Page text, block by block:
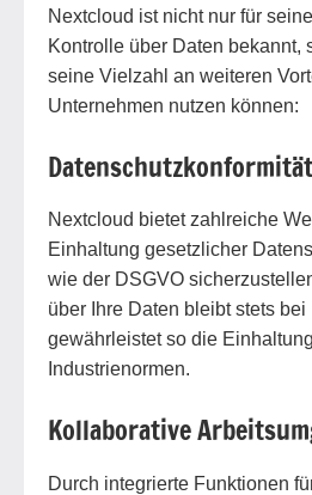
Nextcloud ist nicht nur für
Kontrolle über Daten bekannt,
seine Vielzahl an weiteren
Unternehmen nutzen können:
Datenschutzkonformität
Nextcloud bietet zahlreiche
Einhaltung gesetzlicher
wie der DSGVO
über Ihre Daten bleibt stets bei
gewährleistet so die
Industrienormen.
Kollaborative
Durch integrierte Funktionen